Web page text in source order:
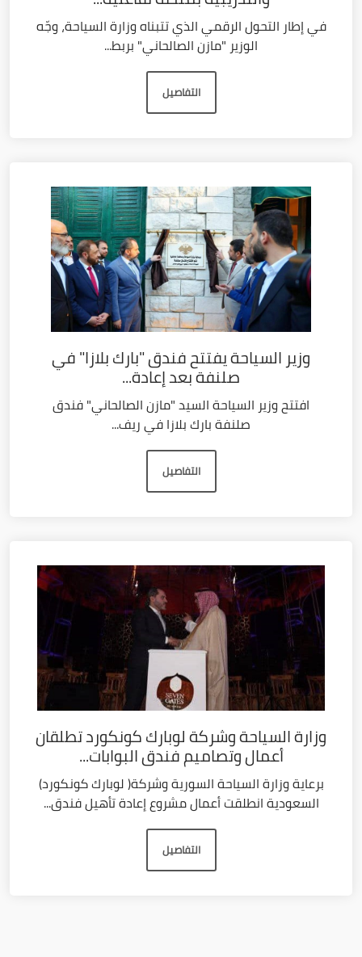
في إطار التحول الرقمي الذي تتبناه وزارة السياحة، وجّه
الوزير "مازن الصالحاني" بربط...
التفاصيل
وزير السياحة يفتتح فندق "بارك بلازا" في
صلنفة بعد إعادة...
افتتح وزير السياحة السيد "مازن الصالحاني" فندق
صلنفة بارك بلازا في ريف...
التفاصيل
وزارة السياحة وشركة لوبارك كونكورد تطلقان
أعمال وتصاميم فندق البوابات...
برعاية وزارة السياحة السورية وشركة( لوبارك كونكورد)
السعودية انطلقت أعمال مشروع إعادة تأهيل فندق...
التفاصيل